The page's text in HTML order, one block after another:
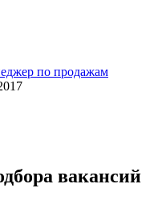
по продажам
вакансий